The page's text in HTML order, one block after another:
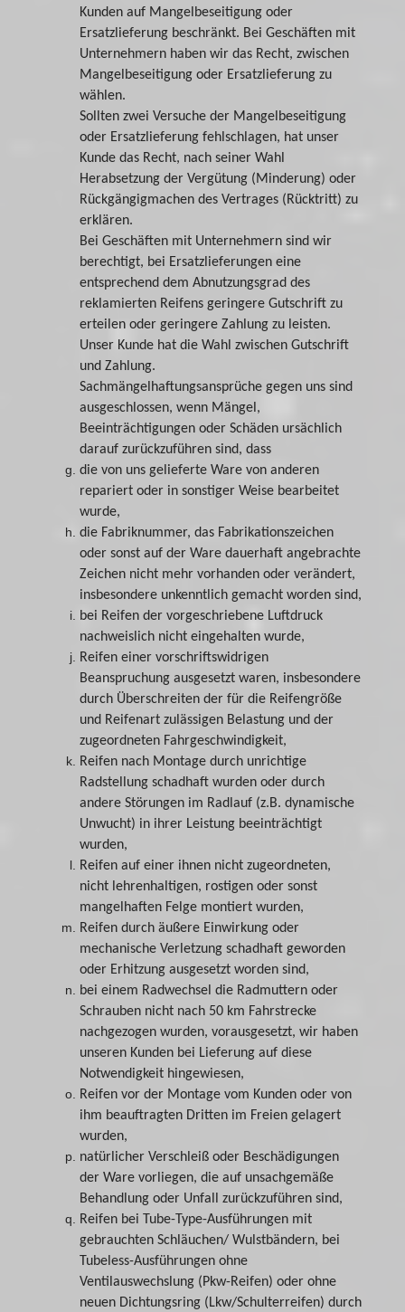
Kunden auf Mangelbeseitigung oder
Ersatzlieferung beschränkt. Bei Geschäften mit
Unternehmern haben wir das Recht, zwischen
Mangelbeseitigung oder Ersatzlieferung zu
wählen.
Sollten zwei Versuche der Mangelbeseitigung
oder Ersatzlieferung fehlschlagen, hat unser
Kunde das Recht, nach seiner Wahl
Herabsetzung der Vergütung (Minderung) oder
Rückgängigmachen des Vertrages (Rücktritt) zu
erklären.
Bei Geschäften mit Unternehmern sind wir
berechtigt, bei Ersatzlieferungen eine
entsprechend dem Abnutzungsgrad des
reklamierten Reifens geringere Gutschrift zu
erteilen oder geringere Zahlung zu leisten.
Unser Kunde hat die Wahl zwischen Gutschrift
und Zahlung.
Sachmängelhaftungsansprüche gegen uns sind
ausgeschlossen, wenn Mängel,
Beeinträchtigungen oder Schäden ursächlich
darauf zurückzuführen sind, dass
die von uns gelieferte Ware von anderen
repariert oder in sonstiger Weise bearbeitet
wurde,
die Fabriknummer, das Fabrikationszeichen
oder sonst auf der Ware dauerhaft angebrachte
Zeichen nicht mehr vorhanden oder verändert,
insbesondere unkenntlich gemacht worden sind,
bei Reifen der vorgeschriebene Luftdruck
nachweislich nicht eingehalten wurde,
Reifen einer vorschriftswidrigen
Beanspruchung ausgesetzt waren, insbesondere
durch Überschreiten der für die Reifengröße
und Reifenart zulässigen Belastung und der
zugeordneten Fahrgeschwindigkeit,
Reifen nach Montage durch unrichtige
Radstellung schadhaft wurden oder durch
andere Störungen im Radlauf (z.B. dynamische
Unwucht) in ihrer Leistung beeinträchtigt
wurden,
Reifen auf einer ihnen nicht zugeordneten,
nicht lehrenhaltigen, rostigen oder sonst
mangelhaften Felge montiert wurden,
Reifen durch äußere Einwirkung oder
mechanische Verletzung schadhaft geworden
oder Erhitzung ausgesetzt worden sind,
bei einem Radwechsel die Radmuttern oder
Schrauben nicht nach 50 km Fahrstrecke
nachgezogen wurden, vorausgesetzt, wir haben
unseren Kunden bei Lieferung auf diese
Notwendigkeit hingewiesen,
Reifen vor der Montage vom Kunden oder von
ihm beauftragten Dritten im Freien gelagert
wurden,
natürlicher Verschleiß oder Beschädigungen
der Ware vorliegen, die auf unsachgemäße
Behandlung oder Unfall zurückzuführen sind,
Reifen bei Tube-Type-Ausführungen mit
gebrauchten Schläuchen/ Wulstbändern, bei
Tubeless-Ausführungen ohne
Ventilauswechslung (Pkw-Reifen) oder ohne
neuen Dichtungsring (Lkw/Schulterreifen) durch